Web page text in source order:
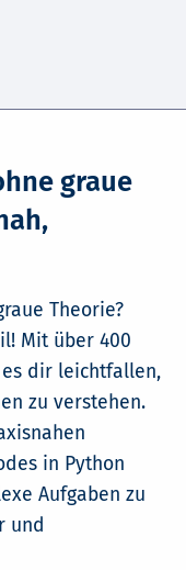
graue
Theorie?
Mit über 400
dir leichtfallen,
zu verstehen.
in Python
Aufgaben zu
und